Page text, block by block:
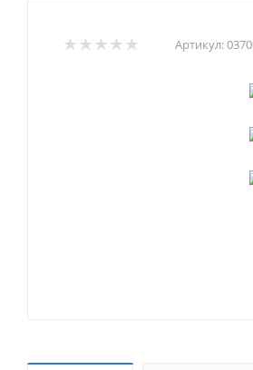
Артикул: